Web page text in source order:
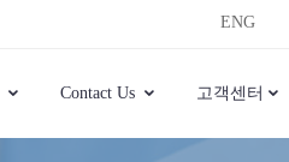
ENG
Contact Us 고객센터